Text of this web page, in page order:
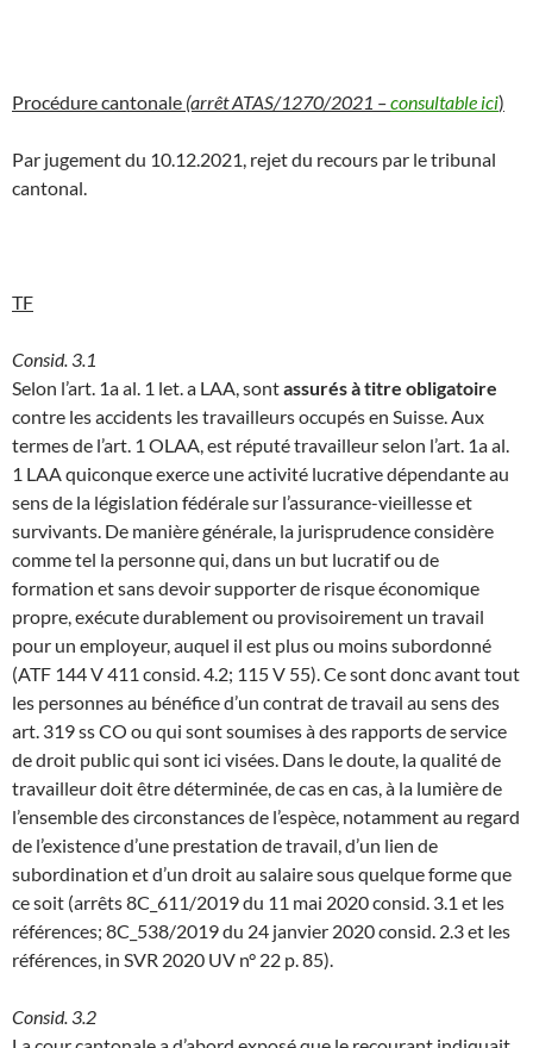
Procédure cantonale (arrêt ATAS/1270/2021 –consultable ici)
Par jugement du 10.12.2021, rejet du recours par le tribunal
cantonal.
TF
Consid. 3.1
Selon l’art. 1a al. 1 let. a LAA, sontassurés à titre obligatoire
contre les accidents les travailleurs occupés en Suisse. Aux
termes de l’art. 1 OLAA, est réputé travailleur selon l’art. 1a al.
1 LAA quiconque exerce une activité lucrative dépendante au
sens de la législation fédérale sur l’assurance-vieillesse et
survivants. De manière générale, la jurisprudence considère
comme tel la personne qui, dans un but lucratif ou de
formation et sans devoir supporter de risque économique
propre, exécute durablement ou provisoirement un travail
pour un employeur, auquel il est plus ou moins subordonné
(ATF 144 V 411 consid. 4.2; 115 V 55). Ce sont donc avant tout
les personnes au bénéfice d’un contrat de travail au sens des
art. 319 ss CO ou qui sont soumises à des rapports de service
de droit public qui sont ici visées. Dans le doute, la qualité de
travailleur doit être déterminée, de cas en cas, à la lumière de
l’ensemble des circonstances de l’espèce, notamment au regard
de l’existence d’une prestation de travail, d’un lien de
subordination et d’un droit au salaire sous quelque forme que
ce soit (arrêts 8C_611/2019 du 11 mai 2020 consid. 3.1 et les
références; 8C_538/2019 du 24 janvier 2020 consid. 2.3 et les
références, in SVR 2020 UV n° 22 p. 85).
Consid. 3.2